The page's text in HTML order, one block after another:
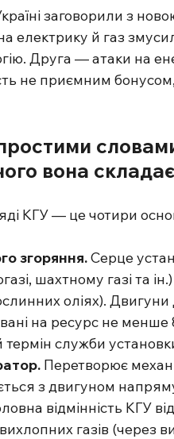
заговорили з
електрику й газ
Друга — атаки на
не приємним
вона
КГУ — це чотири
згоряння. Серце
шахтному газі та
оліях).
на ресурс не менше
служби
Перетворює
з двигуном
відмінність КГУ
газів (через